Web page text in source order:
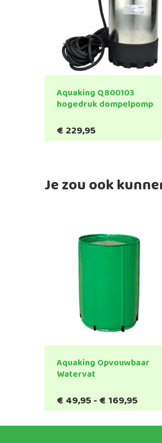
Aquaking Q800103
hogedruk dompelpomp
€ 229,95
Je zou ook
Aquaking Opvouwbaar
Watervat
€ 49,95-€ 169,95
tot
Dit
product
heeft